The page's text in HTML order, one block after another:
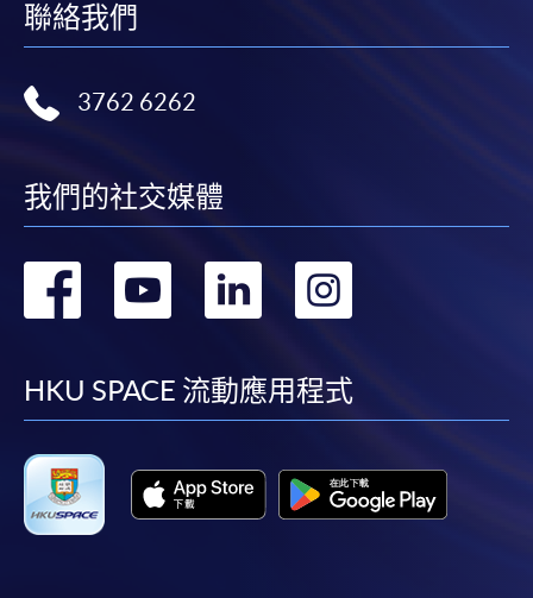
聯絡我們
3762 6262
我們的社交媒體
轉
facebook
轉
youtube
轉
linkedin
HKU SPACE 流動應用程式